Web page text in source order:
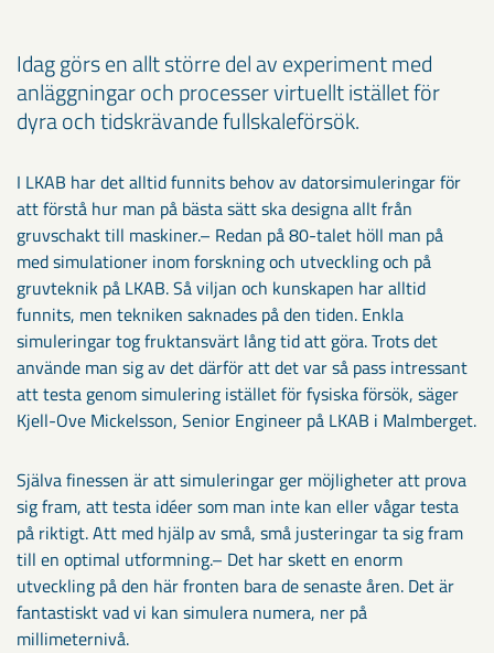
Idag görs en allt större del av experiment med
anläggningar och processer virtuellt istället för
dyra och tidskrävande fullskaleförsök.
I LKAB har det alltid funnits behov av datorsimuleringar för
att förstå hur man på bästa sätt ska designa allt från
gruvschakt till maskiner.– Redan på 80-talet höll man på
med simulationer inom forskning och utveckling och på
gruvteknik på LKAB. Så viljan och kunskapen har alltid
funnits, men tekniken saknades på den tiden. Enkla
simuleringar tog fruktansvärt lång tid att göra. Trots det
använde man sig av det därför att det var så pass intressant
att testa genom simulering istället för fysiska försök, säger
Kjell-Ove Mickelsson, Senior Engineer på LKAB i Malmberget.
Själva finessen är att simuleringar ger möjligheter att prova
sig fram, att testa idéer som man inte kan eller vågar testa
på riktigt. Att med hjälp av små, små justeringar ta sig fram
till en optimal utformning.– Det har skett en enorm
utveckling på den här fronten bara de senaste åren. Det är
fantastiskt vad vi kan simulera numera, ner på
millimeternivå.